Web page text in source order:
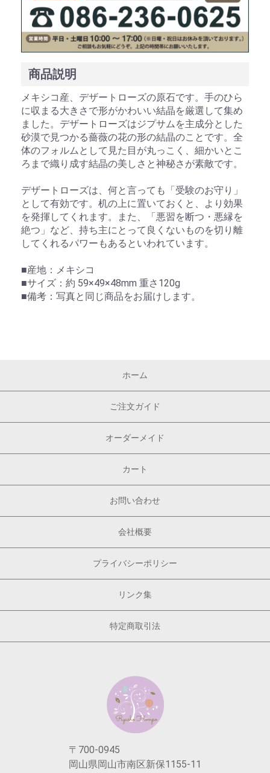
お買い物を続ける カートへ進む
商品説明
メキシコ産、デザートローズの原石です。手のひら
に収まる大きさで形がかわいい結晶を厳選して集め
ました。デザートローズはジプサムを主成分とした
砂漠で見つかる薔薇の花の形の結晶のことです。全
体のフォルムとして見た目が丸っこく、細かいとこ
ろまで織り成す結晶の美しさと神秘さが素敵です。
デザートローズは、何と言っても「受験のお守り」
として有効です。机の上に置いておくと、より効果
を発揮してくれます。また、「悪習を断つ・悪縁を
絶つ」など、持ち主にとって良くないものを切り離
してくれるパワーもあるといわれています。
■産地：メキシコ
■サイズ：約 59×49×48mm 重さ120g
■備考：写真と同じ商品をお届けします。
ホーム
ご注文ガイド
オーダーメイド
カート
お問い合わせ
会社概要
プライバシーポリシー
リンク集
特定商取引法
〒700-0945
岡山県岡山市南区新保1155-11